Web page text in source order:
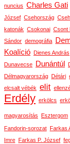
nuncius Charles Gati
József Csehország
katonák Csokonai Csont
Sándor demográfia
Koalíció Dienes András
Dunavecse Dunántúl
Délmagyarország Détári
elcsalt vébék elit
Erdély erkölcs
magyarosítás Esztergom
Fandorin-sorozat Farkas
Imre Farkas P. József